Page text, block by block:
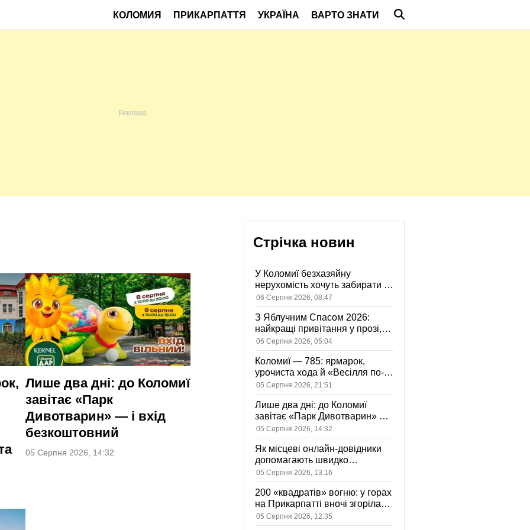
КОЛОМИЯ ПРИКАРПАТТЯ УКРАЇНА ВАРТО ЗНАТИ
Лише два дні: до Коломиї
завітає «Парк
Дивотварин» — і вхід
безкоштовний
05 Серпня 2026, 14:32
Стрічка новин
У Коломиї безхазяйну
нерухомість хочуть забирати у
власність громади: що це
означає
06 Серпня 2026, 08:47
З Яблучним Спасом 2026:
найкращі привітання у прозі,
віршах та картинках
06 Серпня 2026, 05:04
Коломиї — 785: ярмарок,
урочиста хода й «Весілля по-
Коломийськи» — чим
дивуватиме День міста
05 Серпня 2026, 21:51
Лише два дні: до Коломиї
завітає «Парк Дивотварин» — і
вхід безкоштовний
05 Серпня 2026, 14:32
Як місцеві онлайн-довідники
допомагають швидко
знаходити послуги у своєму
місті
05 Серпня 2026, 13:16
200 «квадратів» вогню: у горах
на Прикарпатті вночі згоріла
садиба, є постраждала
05 Серпня 2026, 12:35